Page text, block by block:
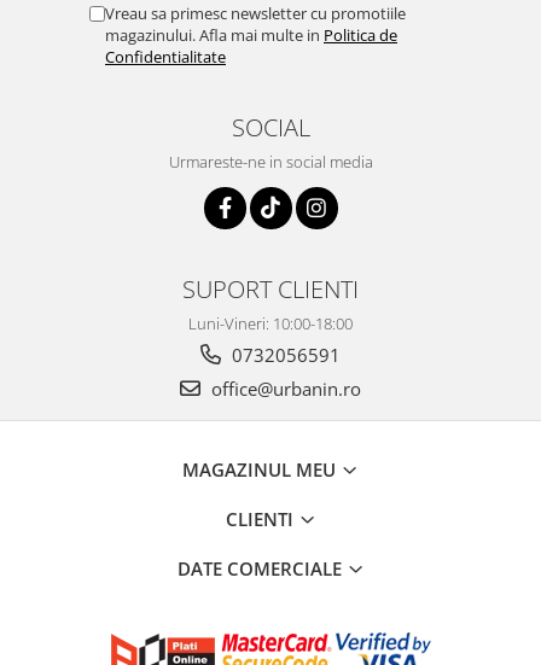
Vreau sa primesc newsletter cu promotiile
magazinului. Afla mai multe in Politica de
Confidentialitate
SOCIAL
Urmareste-ne in social media
SUPORT CLIENTI
Luni-Vineri: 10:00-18:00
0732056591
office@urbanin.ro
MAGAZINUL MEU
CLIENTI
DATE COMERCIALE